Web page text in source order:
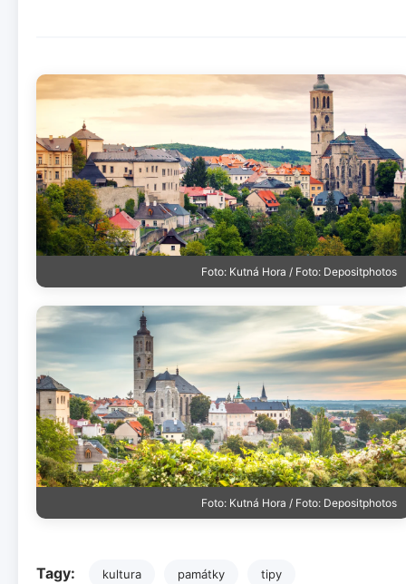
Foto: Kutná Hora / Foto: Depositphotos
Foto: Kutná Hora / Foto: Depositphotos
Tagy: kultura památky tipy